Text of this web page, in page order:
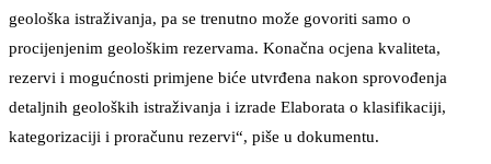
geološka istraživanja, pa se trenutno može govoriti samo o
procijenjenim geološkim rezervama. Konačna ocjena kvaliteta,
rezervi i mogućnosti primjene biće utvrđena nakon sprovođenja
detaljnih geoloških istraživanja i izrade Elaborata o klasifikaciji,
kategorizaciji i proračunu rezervi“, piše u dokumentu.